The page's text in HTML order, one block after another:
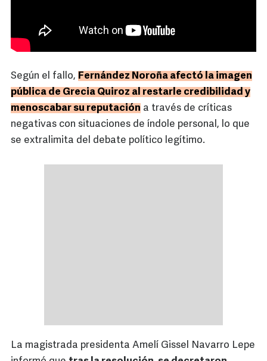
Según el fallo, Fernández Noroña afectó la imagen
pública de Grecia Quiroz al restarle credibilidad y
menoscabar su reputación a través de críticas
negativas con situaciones de índole personal, lo que
se extralimita del debate político legítimo.
La magistrada presidenta Amelí Gissel Navarro Lepe